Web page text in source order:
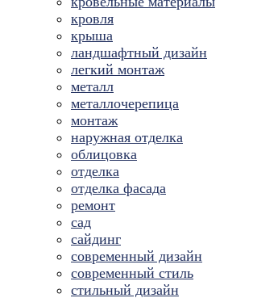
кровля
крыша
ландшафтный дизайн
легкий монтаж
металл
металлочерепица
монтаж
наружная отделка
облицовка
отделка
отделка фасада
ремонт
сад
сайдинг
современный дизайн
современный стиль
стильный дизайн